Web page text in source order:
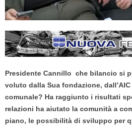
Presidente Cannillo che bilancio si
voluto dalla Sua fondazione,
comunale? Ha raggiunto i risultati
relazioni ha aiutato la comunità a
piano, le possibilità di sviluppo per